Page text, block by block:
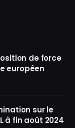
de force
européen
sur le
à fin août 2024